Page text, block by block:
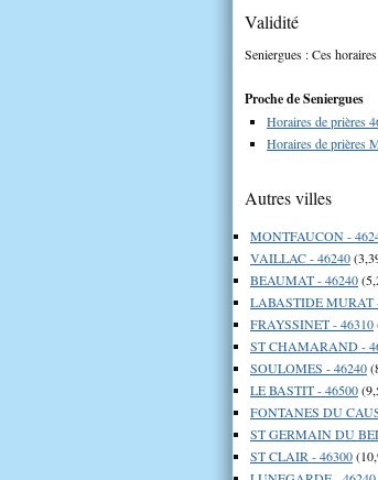
Validité
Seniergues : Ces
Proche de Seniergues
Horaires de prières
Horaires de prières
Autres villes
MONTFAUCON -
VAILLAC - 46240
BEAUMAT - 46240
LABASTIDE MURAT
FRAYSSINET - 46310
ST CHAMARAND -
SOULOMES - 46240
LE BASTIT - 46500
FONTANES DU
ST GERMAIN DU
ST CLAIR - 46300